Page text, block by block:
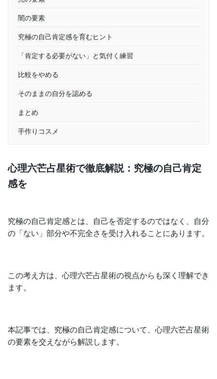
闇の要素
究極の自己肯定感を育むヒント
「肯定する必要がない」と気付く練習
比較をやめる
そのままの自分を認める
まとめ
手作りコスメ
心理六芒占星術で徹底解説：究極の自己肯定
感を
究極の自己肯定感とは、自己を否定するのではなく、自分
の「ない」部分や不完全さを受け入れることにあります。
この考え方は、心理六芒占星術の視点からも深く理解でき
ます。
本記事では、究極の自己肯定感について、心理六芒占星術
の要素を交えながら解説します。